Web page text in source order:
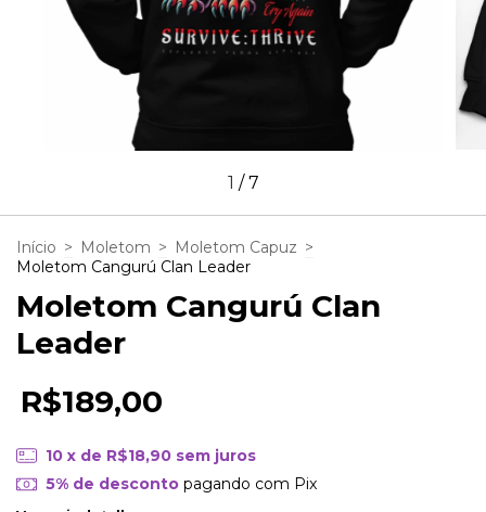
1 /7
Início > Moletom > Moletom Capuz >
Moletom Cangurú Clan Leader
Moletom Cangurú Clan
Leader
R$189,00
10 x de R$18,90 sem juros
5% de descontopagando com Pix